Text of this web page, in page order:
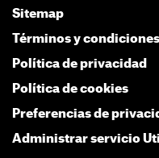
Sitemap
Términos y
Política de privacidad
Política de cookies
Preferencias de
Administrar servicio